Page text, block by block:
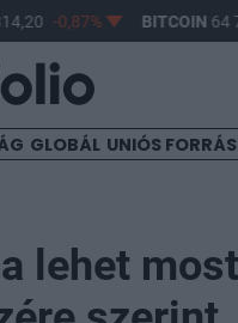
-0,87% BITCOIN64
GLOBÁL UNIÓS
lehet most